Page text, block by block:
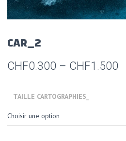
CAR_2
CHF0.300 – CHF1.500
TAILLE CARTOGRAPHIES_